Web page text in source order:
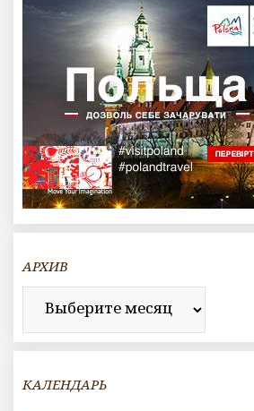
АРХИВ
Архив
КАЛЕНДАРЬ